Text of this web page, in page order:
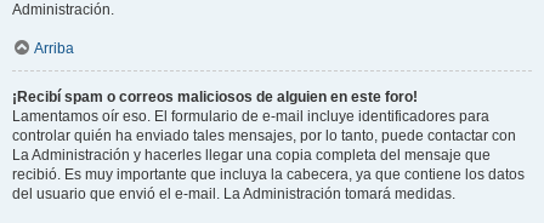
Administración.
Arriba
¡Recibí spam o correos maliciosos de alguien en este foro!
Lamentamos oír eso. El formulario de e-mail incluye identificadores para
controlar quién ha enviado tales mensajes, por lo tanto, puede contactar con
La Administración y hacerles llegar una copia completa del mensaje que
recibió. Es muy importante que incluya la cabecera, ya que contiene los datos
del usuario que envió el e-mail. La Administración tomará medidas.